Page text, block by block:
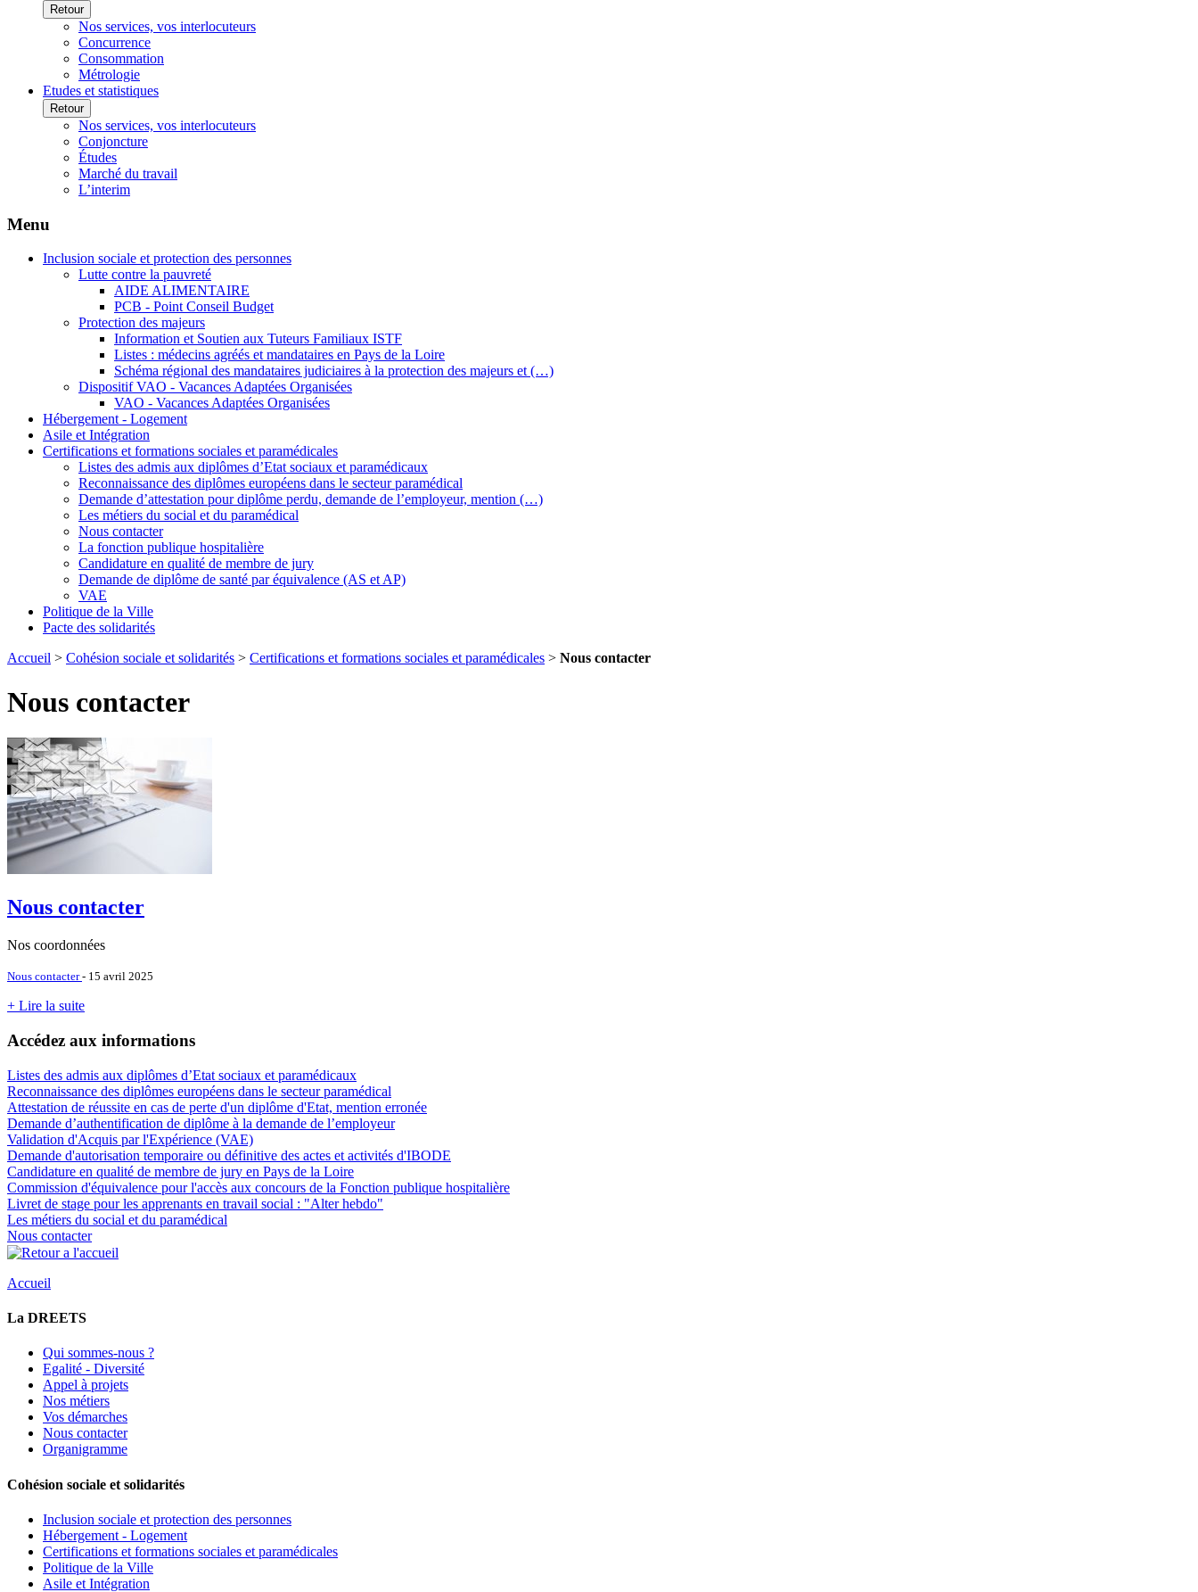
Retour
Nos services, vos interlocuteurs
Concurrence
Consommation
Métrologie
Etudes et statistiques
Retour
Nos services, vos interlocuteurs
Conjoncture
Études
Marché du travail
L’interim
Menu
Inclusion sociale et protection des personnes
Lutte contre la pauvreté
AIDE ALIMENTAIRE
PCB - Point Conseil Budget
Protection des majeurs
Information et Soutien aux Tuteurs Familiaux ISTF
Listes : médecins agréés et mandataires en Pays de la Loire
Schéma régional des mandataires judiciaires à la protection des majeurs et (…)
Dispositif VAO - Vacances Adaptées Organisées
VAO - Vacances Adaptées Organisées
Hébergement - Logement
Asile et Intégration
Certifications et formations sociales et paramédicales
Listes des admis aux diplômes d’Etat sociaux et paramédicaux
Reconnaissance des diplômes européens dans le secteur paramédical
Demande d’attestation pour diplôme perdu, demande de l’employeur, mention (…)
Les métiers du social et du paramédical
Nous contacter
La fonction publique hospitalière
Candidature en qualité de membre de jury
Demande de diplôme de santé par équivalence (AS et AP)
VAE
Politique de la Ville
Pacte des solidarités
Accueil > Cohésion sociale et solidarités > Certifications et formations sociales et paramédicales > Nous contacter
Nous contacter
Nous contacter
Nos coordonnées
Nous contacter- 15 avril 2025
+ Lire la suite
Accédez aux informations
Listes des admis aux diplômes d’Etat sociaux et paramédicaux
Reconnaissance des diplômes européens dans le secteur paramédical
Attestation de réussite en cas de perte d'un diplôme d'Etat, mention erronée
Demande d’authentification de diplôme à la demande de l’employeur
Validation d'Acquis par l'Expérience (VAE)
Demande d'autorisation temporaire ou définitive des actes et activités d'IBODE
Candidature en qualité de membre de jury en Pays de la Loire
Commission d'équivalence pour l'accès aux concours de la Fonction publique hospitalière
Livret de stage pour les apprenants en travail social : "Alter hebdo"
Les métiers du social et du paramédical
Nous contacter
Accueil
La DREETS
Qui sommes-nous ?
Egalité - Diversité
Appel à projets
Nos métiers
Vos démarches
Nous contacter
Organigramme
Cohésion sociale et solidarités
Inclusion sociale et protection des personnes
Hébergement - Logement
Certifications et formations sociales et paramédicales
Politique de la Ville
Asile et Intégration